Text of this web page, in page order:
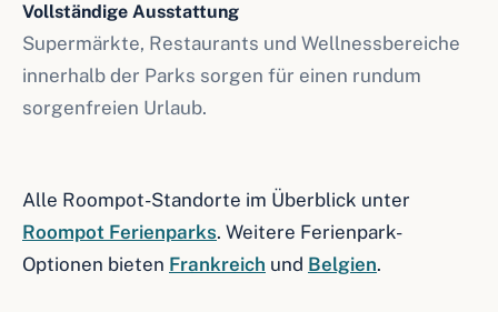
Vollständige Ausstattung
Supermärkte, Restaurants und Wellnessbereiche
innerhalb der Parks sorgen für einen rundum
sorgenfreien Urlaub.
Alle Roompot-Standorte im Überblick unter
Roompot Ferienparks. Weitere Ferienpark-
Optionen bieten Frankreich und Belgien.